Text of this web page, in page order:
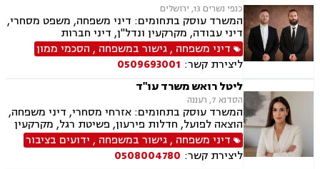
כנפי נשרים 13, ירושלים
המשרד עוסק בתחומים: דיני משפחה, משפט מסחרי,
דיני עבודה, מקרקעין ונדל"ן, דיני חברות
דיני משפחה ,גישור במשפחה , הסכמי ממון
ליצירת קשר: 0509693001
ליטל רואש משרד עו"ד
הסדנא 7, רעננה
המשרד עוסק בתחומים: אזרחי מסחרי, דיני משפחה,
הוצאה לפועל, חדלות פירעון, פשיטת רגל, מקרקעין
ונדל"ן, ייפוי כוח מתמשך, צבא ומשרד הביטחון,
ביטוח לאומי.
דיני משפחה ,גישור במשפחה , ידועים בציבור
ליצירת קשר: 0508004780